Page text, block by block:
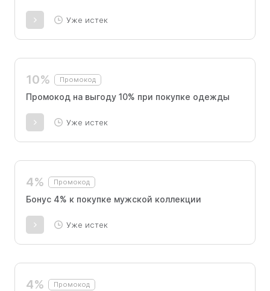
Уже истек
10% Промокод
Промокод на выгоду 10% при покупке одежды
Уже истек
4% Промокод
Бонус 4% к покупке мужской коллекции
Уже истек
4% Промокод